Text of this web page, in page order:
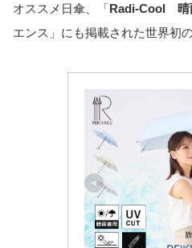
オススメ日傘、「Radi-Cool 晴
エンス」にも掲載された世界初